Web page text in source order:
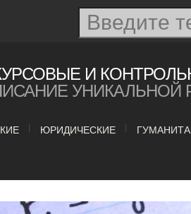
И
ЮРИДИЧЕСКИЕ